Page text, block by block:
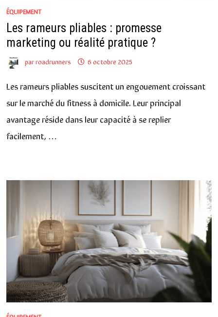
ÉQUIPEMENT
Les rameurs pliables : promesse
marketing ou réalité pratique ?
parroadrunners 6 octobre 2025
Les rameurs pliables suscitent un engouement croissant
sur le marché du fitness à domicile. Leur principal
avantage réside dans leur capacité à se replier
facilement, …